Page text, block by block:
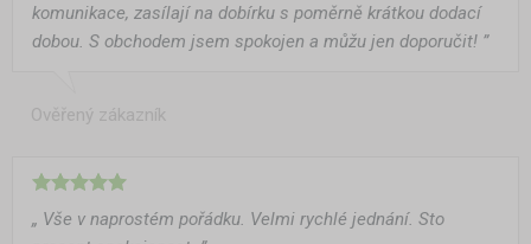
komunikace, zasílají na dobírku s poměrně krátkou dodací
dobou. S obchodem jsem spokojen a můžu jen doporučit! ”
Ověřený zákazník
„ Vše v naprostém pořádku. Velmi rychlé jednání. Sto